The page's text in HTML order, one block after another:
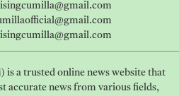
is a trusted online news website that
accurate news from various fields,